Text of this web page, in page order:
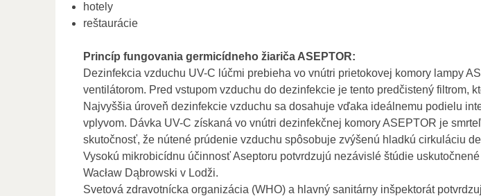
hotely
reštaurácie
Princíp fungovania germicídneho žiariča ASEPTOR:
Dezinfekcia vzduchu UV-C lúčmi prebieha vo vnútri prietokovej komory lampy
ventilátorom. Pred vstupom vzduchu do dezinfekcie je tento predčistený filtrom,
Najvyššia úroveň dezinfekcie vzduchu sa dosahuje vďaka ideálnemu podielu
vplyvom. Dávka UV-C získaná vo vnútri dezinfekčnej komory ASEPTOR je
skutočnosť, že nútené prúdenie vzduchu spôsobuje zvýšenú hladkú cirkuláciu
Vysokú mikrobicídnu účinnosť Aseptoru potvrdzujú nezávislé štúdie
Wacław Dąbrowski v Lodži.
Svetová zdravotnícka organizácia (WHO) a hlavný sanitárny inšpektorát